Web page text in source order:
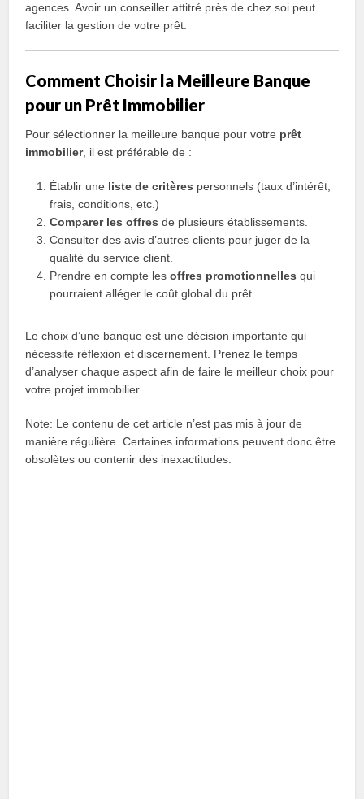
agences. Avoir un conseiller attitré près de chez soi peut
faciliter la gestion de votre prêt.
Comment Choisir la Meilleure Banque
pour un Prêt Immobilier
Pour sélectionner la meilleure banque pour votre prêt
immobilier, il est préférable de :
Établir une liste de critères personnels (taux d’intérêt,
frais, conditions, etc.)
Comparer les offres de plusieurs établissements.
Consulter des avis d’autres clients pour juger de la
qualité du service client.
Prendre en compte lesoffres promotionnelles qui
pourraient alléger le coût global du prêt.
Le choix d’une banque est une décision importante qui
nécessite réflexion et discernement. Prenez le temps
d’analyser chaque aspect afin de faire le meilleur choix pour
votre projet immobilier.
Note: Le contenu de cet article n’est pas mis à jour de
manière régulière. Certaines informations peuvent donc être
obsolètes ou contenir des inexactitudes.